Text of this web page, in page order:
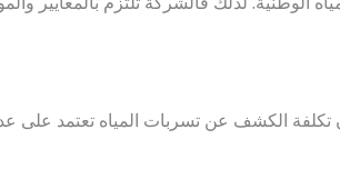
تكلفة الكشف عن تسربات المياه تعتمد على